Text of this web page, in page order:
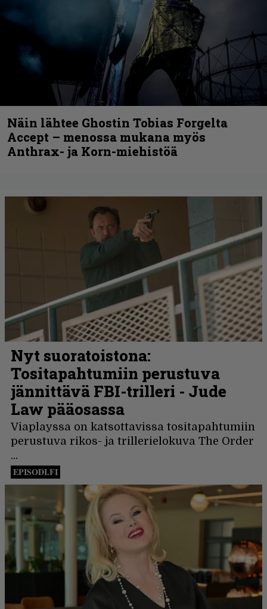
Näin lähtee Ghostin Tobias Forgelta
Accept – menossa mukana myös
Anthrax- ja Korn-miehistöä